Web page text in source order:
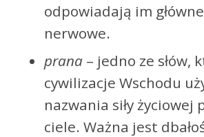
odpowiadają im
nerwowe.
prana – jedno ze słów,
cywilizacje Wschodu
nazwania siły życiowej
ciele. Ważna jest